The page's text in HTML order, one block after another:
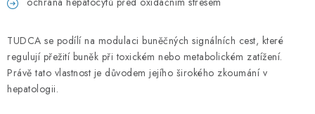
TUDCA se podílí na modulaci buněčných signálních cest, které
regulují přežití buněk při toxickém nebo metabolickém zatížení.
Právě tato vlastnost je důvodem jejího širokého zkoumání v
hepatologii.